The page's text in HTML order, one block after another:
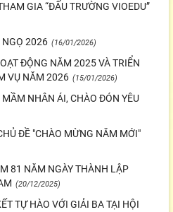
GIA “ĐẤU TRƯỜNG VIOEDU”
NGỌ 2026 (16/01/2026)
ĐỘNG NĂM 2025 VÀ TRIỂN
VỤ NĂM 2026 (15/01/2026)
NHÂN ÁI, CHÀO ĐÓN YÊU
ĐỀ "CHÀO MỪNG NĂM MỚI"
81 NĂM NGÀY THÀNH LẬP
(20/12/2025)
TỰ HÀO VỚI GIẢI BA TẠI HỘI